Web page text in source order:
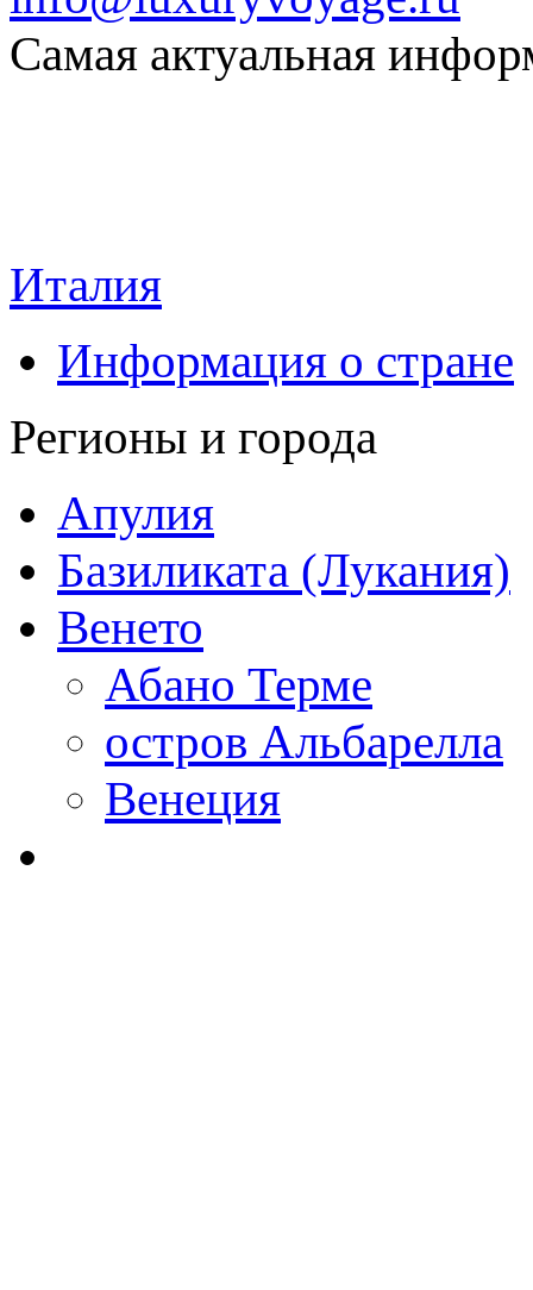
Самая актуальная
Италия
Информация о стране
Регионы и города
Апулия
Базиликата (Лукания)
Венето
Абано Терме
остров Альбарелла
Венеция